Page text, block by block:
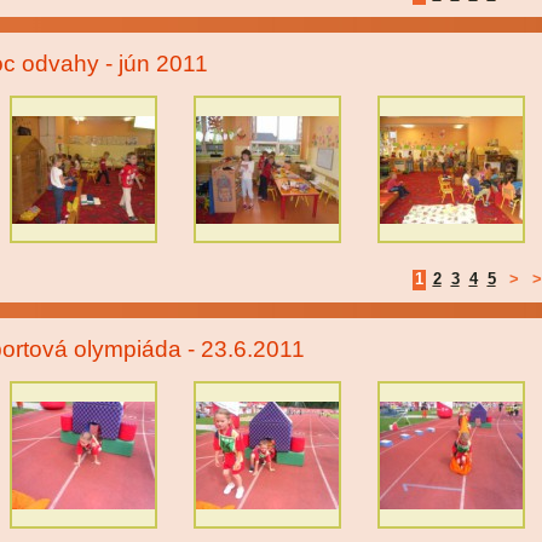
odvahy - jún 2011
1 2 3 4 5 >
olympiáda - 23.6.2011